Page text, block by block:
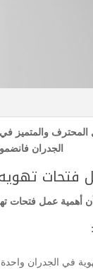
المحترف والمتميز
الجدران
فتحات
أهمية عمل فتحات
في الجدران